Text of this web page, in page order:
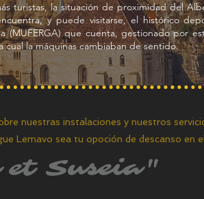
turistas, la situación de proximidad del
y puede visitarse, el histórico
que cuenta, gestionado por
cual la máquinas cambiaban de sentido.
nuestras instalaciones y nuestros
Lemavo sea tu opoción de descanso en el
Suseia"